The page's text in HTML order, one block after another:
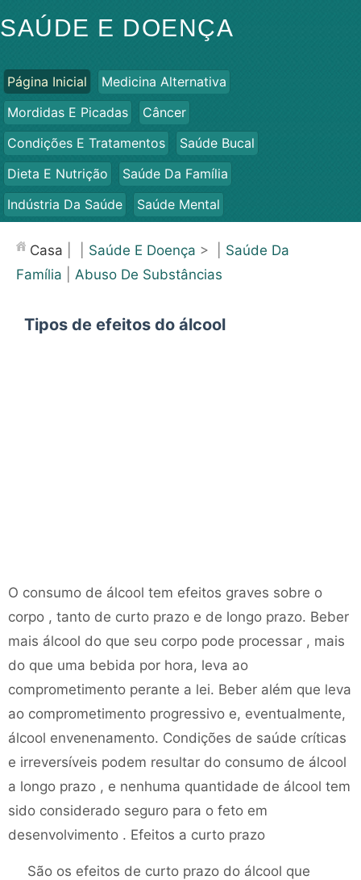
SAÚDE E DOENÇA
Página Inicial
Medicina Alternativa
Mordidas E Picadas
Câncer
Condições E Tratamentos
Saúde Bucal
Dieta E Nutrição
Saúde Da Família
Indústria Da Saúde
Saúde Mental
Saúde
Casa Saúde E Doença > | Saúde Da
Família
Abuso De Substâncias
Tipos de efeitos do álcool
O consumo de álcool tem efeitos graves sobre o
corpo , tanto de curto prazo e de longo prazo. Beber
mais álcool do que seu corpo pode processar , mais
do que uma bebida por hora, leva ao
comprometimento perante a lei. Beber além que leva
ao comprometimento progressivo e, eventualmente,
álcool envenenamento. Condições de saúde críticas
e irreversíveis podem resultar do consumo de álcool
a longo prazo , e nenhuma quantidade de álcool tem
sido considerado seguro para o feto em
desenvolvimento . Efeitos a curto prazo
São os efeitos de curto prazo do álcool que